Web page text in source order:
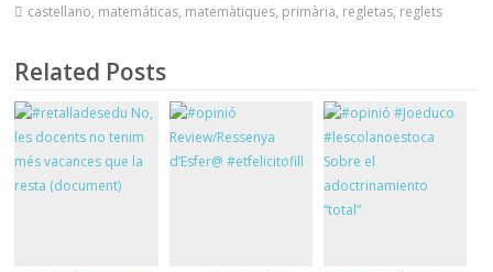
castellano, matemáticas, matemàtiques, primària, regletas, reglets
Related Posts